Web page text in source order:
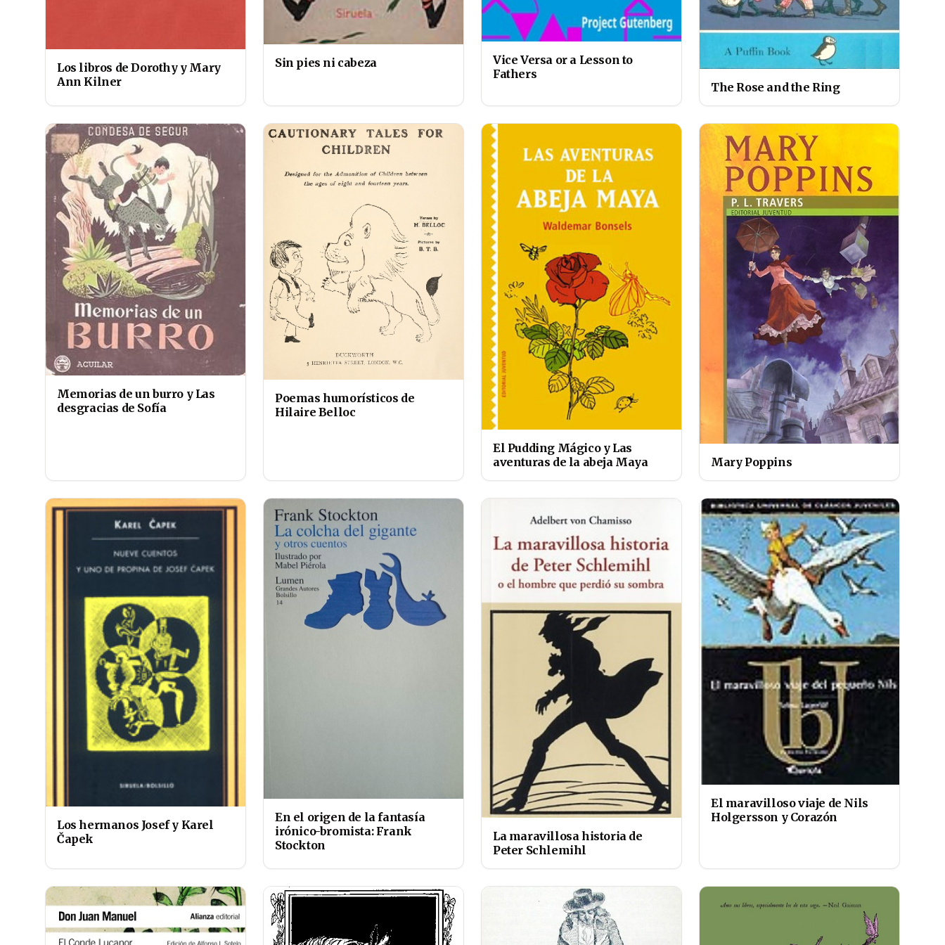
Los libros de Dorothy y Mary
Ann Kilner
Sin pies ni cabeza
Vice Versa or a Lesson to
Fathers
The Rose and the Ring
Memorias de un burro y Las
desgracias de Sofía
Poemas humorísticos de
Hilaire Belloc
El Pudding Mágico y Las
aventuras de la abeja Maya
Mary Poppins
Los hermanos Josef y Karel
Čapek
En el origen de la fantasía
irónico-bromista: Frank
Stockton
La maravillosa historia de
Peter Schlemihl
El maravilloso viaje de Nils
Holgersson y Corazón